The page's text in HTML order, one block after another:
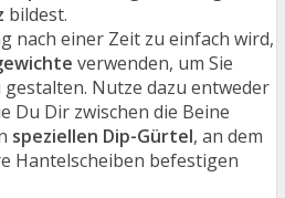
bildest.
nach einer Zeit zu einfach wird,
verwenden, um Sie
Nutze dazu entweder
Du Dir zwischen die Beine
speziellen Dip-Gürtel, an dem
Hantelscheiben befestigen